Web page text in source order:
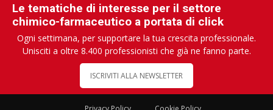
Le tematiche di interesse per il settore
chimico-farmaceutico a portata di click
Ogni settimana, per supportare la tua crescita professionale.
Unisciti a oltre 8.400 professionisti che già ne fanno parte.
ISCRIVITI ALLA NEWSLETTER